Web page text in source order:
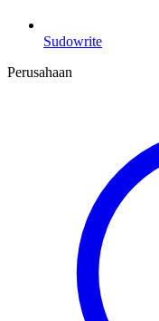
Sudowrite
Perusahaan